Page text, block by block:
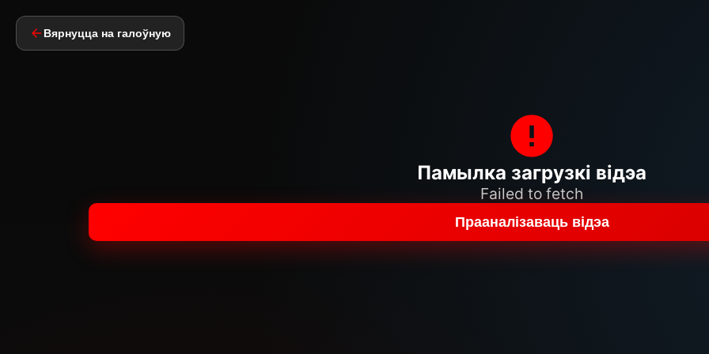
Вярнуцца на галоўную
Памылка загрузкі відэа
Failed to fetch
Прааналізаваць відэа